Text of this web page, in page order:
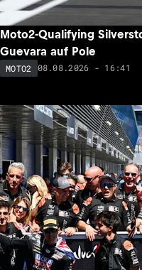
Moto2-Qualifying
Guevara auf Pole
MOTO2 08.08.2026 - 16:41